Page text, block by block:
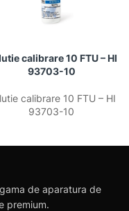
calibrare 10 FTU – HI
93703-10
calibrare 10 FTU – HI
93703-10
de aparatura de
premium.